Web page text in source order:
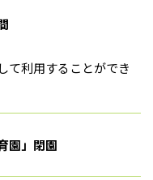
て利用することができ
園」閉園